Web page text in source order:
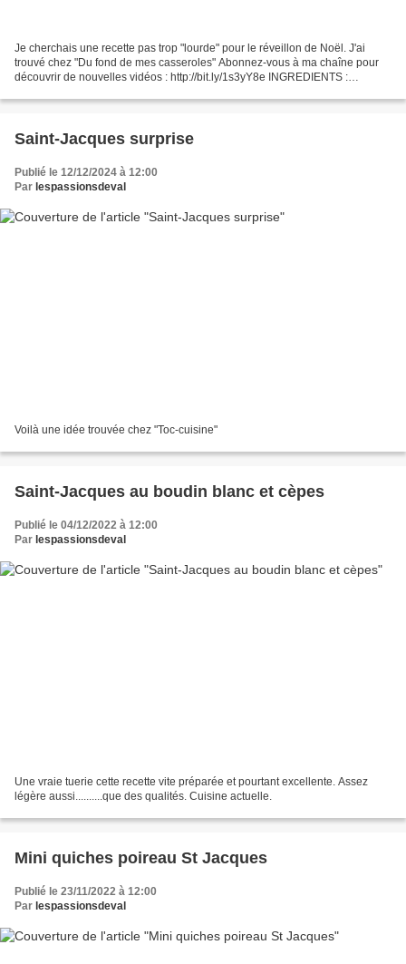
Je cherchais une recette pas trop "lourde" pour le réveillon de Noël. J'ai
trouvé chez "Du fond de mes casseroles" Abonnez-vous à ma chaîne pour
découvrir de nouvelles vidéos : http://bit.ly/1s3yY8e INGREDIENTS :
Saint-Jacques surprise
Publié le 12/12/2024 à 12:00
Par lespassionsdeval
Voilà une idée trouvée chez "Toc-cuisine"
Saint-Jacques au boudin blanc et cèpes
Publié le 04/12/2022 à 12:00
Par lespassionsdeval
Une vraie tuerie cette recette vite préparée et pourtant excellente. Assez
légère aussi..........que des qualités. Cuisine actuelle.
Mini quiches poireau St Jacques
Publié le 23/11/2022 à 12:00
Par lespassionsdeval